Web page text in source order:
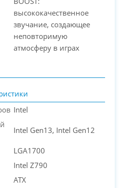
высококачественное
звучание, создающее
неповторимую
атмосферу в играх
Intel
Intel Gen13, Intel Gen12
LGA1700
Intel Z790
ATX